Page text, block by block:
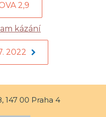
2,9
kázání
2022
147 00 Praha 4